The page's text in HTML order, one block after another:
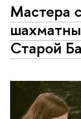
Мастера
Старой